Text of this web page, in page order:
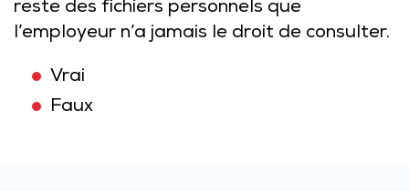
reste des fichiers personnels que
l’employeur n’a jamais le droit de consulter.
Vrai
Faux